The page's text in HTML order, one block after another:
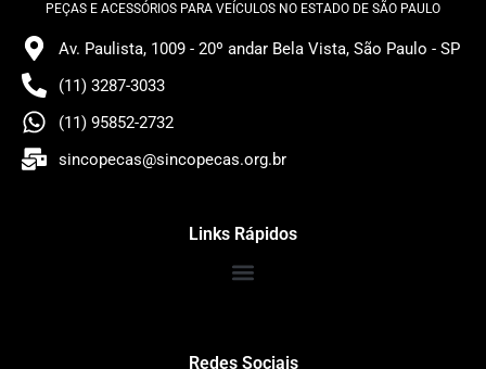
PEÇAS E ACESSÓRIOS PARA VEÍCULOS NO ESTADO DE SÃO PAULO
Av. Paulista, 1009 - 20º andar Bela Vista, São Paulo - SP
(11) 3287-3033
(11) 95852-2732
sincopecas@sincopecas.org.br
Links Rápidos
Redes Sociais